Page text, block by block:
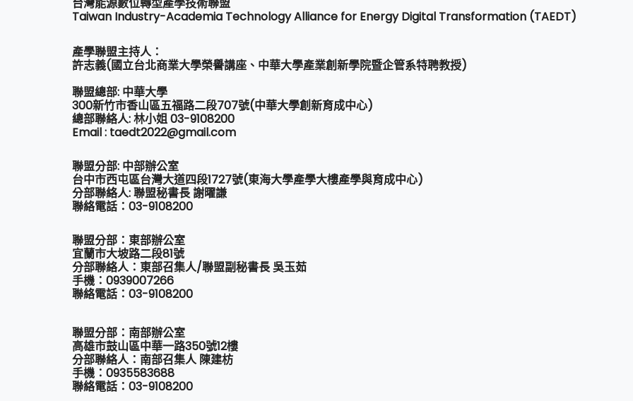
Taiwan Industry-Academia Technology Alliance for Energy Digital Transformation (TAEDT)
產學聯盟主持人：
許志義(國立台北商業大學榮譽講座、中華大學產業創新學院暨企管系特聘教授)
聯盟總部: 中華大學
300新竹市香山區五福路二段707號(中華大學創新育成中心)
總部聯絡人: 林小姐 03-9108200
Email : taedt2022@gmail.com
聯盟分部: 中部辦公室
台中市西屯區台灣大道四段1727號(東海大學產學大樓產學與育成中心)
分部聯絡人: 聯盟秘書長 謝曜謙
聯絡電話：03-9108200
聯盟分部：東部辦公室
宜蘭市大坡路二段81號
分部聯絡人：東部召集人/聯盟副秘書長 吳玉茹
手機：0939007266
聯絡電話：03-9108200
聯盟分部：南部辦公室
高雄市鼓山區中華一路350號12樓
分部聯絡人：南部召集人 陳建枋
手機：0935583688
聯絡電話：03-9108200